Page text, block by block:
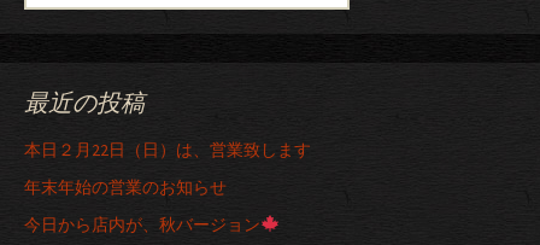
最近の投稿
本日２月22日（日）は、営業致します
年末年始の営業のお知らせ
今日から店内が、秋バージョン